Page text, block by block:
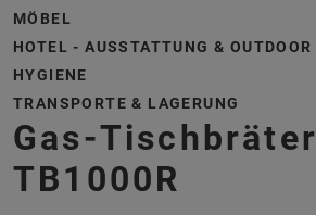
MÖBEL
HOTEL - AUSSTATTUNG & OUTDOOR
HYGIENE
TRANSPORTE & LAGERUNG
Gas-Tischbräter
TB1000R